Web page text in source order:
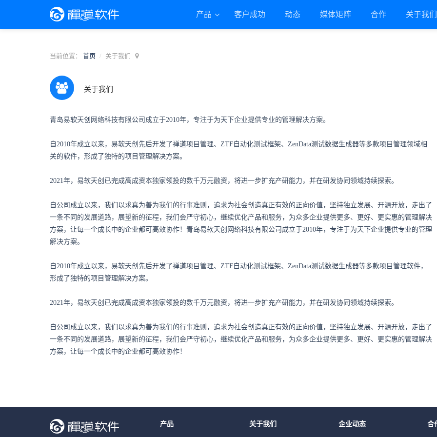
产品 客户成功 动态 媒体矩阵 合作 关于我们
当前位置： 首页 关于我们
关于我们
青岛易软天创网络科技有限公司成立于2010年，专注于为天下企业提供专业的管理解决方案。
自2010年成立以来，易软天创先后开发了禅道项目管理、ZTF自动化测试框架、ZenData测试数据生成器等多款项目管理领域相
关的软件，形成了独特的项目管理解决方案。
2021年，易软天创已完成高成资本独家领投的数千万元融资，将进一步扩充产研能力，并在研发协同领域持续探索。
自公司成立以来，我们以求真为善为我们的行事准则，追求为社会创造真正有效的正向价值，坚持独立发展、开源开放，走出了
一条不同的发展道路，展望新的征程，我们会严守初心，继续优化产品和服务，为众多企业提供更多、更好、更实惠的管理解决
方案，让每一个成长中的企业都可高效协作！青岛易软天创网络科技有限公司成立于2010年，专注于为天下企业提供专业的管理
解决方案。
自2010年成立以来，易软天创先后开发了禅道项目管理、ZTF自动化测试框架、ZenData测试数据生成器等多款项目管理软件，
形成了独特的项目管理解决方案。
2021年，易软天创已完成高成资本独家领投的数千万元融资，将进一步扩充产研能力，并在研发协同领域持续探索。
自公司成立以来，我们以求真为善为我们的行事准则，追求为社会创造真正有效的正向价值，坚持独立发展、开源开放，走出了
一条不同的发展道路，展望新的征程，我们会严守初心，继续优化产品和服务，为众多企业提供更多、更好、更实惠的管理解决
方案，让每一个成长中的企业都可高效协作！
产品 关于我们 企业动态 合